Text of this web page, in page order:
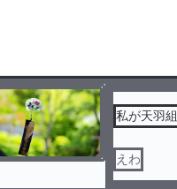
私が天羽
えわ